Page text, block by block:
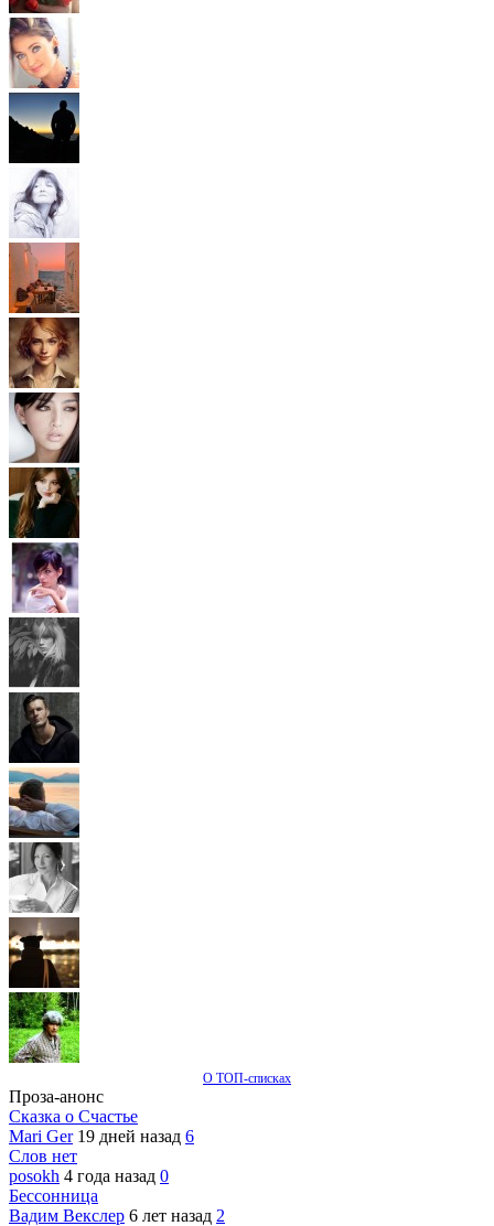
О ТОП-списках
Проза-анонс
Сказка о Счастье
Mari Ger 19 дней назад 6
Слов нет
posokh 4 года назад 0
Бессонница
Вадим Векслер 6 лет назад 2